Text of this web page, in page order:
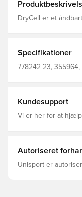
DryCell er et
Specifikationer
778242 23,
Kundesupport
Vi er her for at
Autoriseret
Unisport er